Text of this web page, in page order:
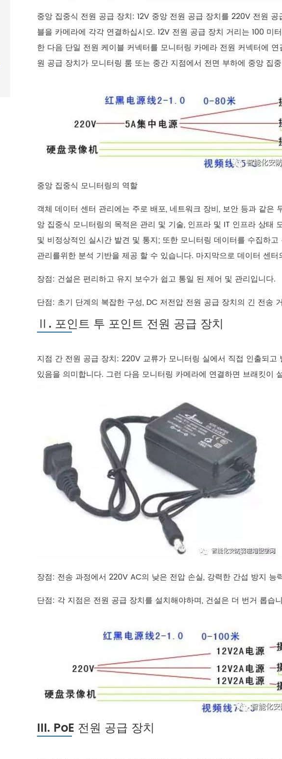
중앙 집중식 전원 공급 장치: 12V 중앙 전원 공급 장치를 220V 전원
블을 카메라에 각각 연결하십시오. 12V 전원 공급 장치 거리는 100
한 다음 단일 전원 케이블 커넥터를 모니터링 카메라 전원 커넥터에
원 공급 장치가 모니터링 룸 또는 중간 지점에서 전면 부하에 중앙 집
중앙 집중식 모니터링의 역할
객체 데이터 센터 관리에는 주로 배포, 네트워크 장비, 보안 등과 같은
앙 집중식 모니터링의 목적은 관리 및 기술, 인프라 및 IT 인프라 상태
및 비정상적인 실시간 발견 및 통지; 또한 모니터링 데이터를 수집하
관리를위한 분석 기반을 제공 할 수 있습니다. 마지막으로 데이터 센
장점: 건설은 편리하고 유지 보수가 쉽고 통일 된 제어 및 관리입니다.
단점: 초기 단계의 복잡한 구성, DC 저전압 전원 공급 장치의 긴 전송
Ⅱ. 포인트 투 포인트 전원 공급 장치
지점 간 전원 공급 장치: 220V 교류가 모니터링 실에서 직접 인출되
있음을 의미합니다. 그런 다음 모니터링 카메라에 연결하면 브래킷이
장점: 전송 과정에서 220V AC의 낮은 전압 손실, 강력한 간섭 방지 능
단점: 각 지점은 전원 공급 장치를 설치해야하며, 건설은 더 번거 롭습
III. PoE 전원 공급 장치